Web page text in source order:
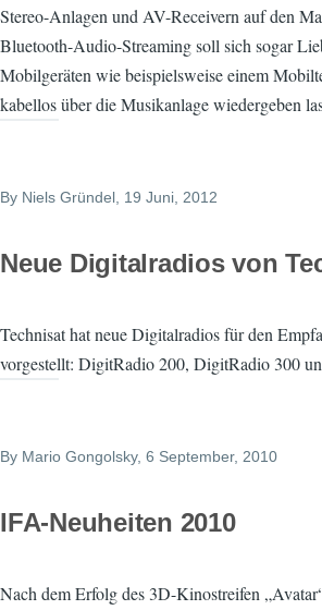
Stereo-Anlagen und AV-Receivern auf den
Bluetooth-Audio-Streaming soll sich sogar
Mobilgeräten wie beispielsweise einem
kabellos über die Musikanlage wiedergeben
By Niels Gründel, 19 Juni, 2012
Neue Digitalradios von
Technisat hat neue Digitalradios für den
vorgestellt: DigitRadio 200, DigitRadio 300
By Mario Gongolsky, 6 September, 2010
IFA-Neuheiten 2010
Nach dem Erfolg des 3D-Kinostreifen